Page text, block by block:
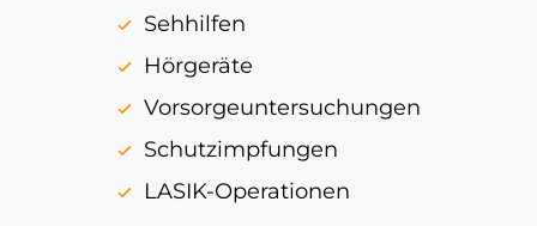
Sehhilfen
Hörgeräte
Vorsorgeuntersuchungen
Schutzimpfungen
LASIK-Operationen